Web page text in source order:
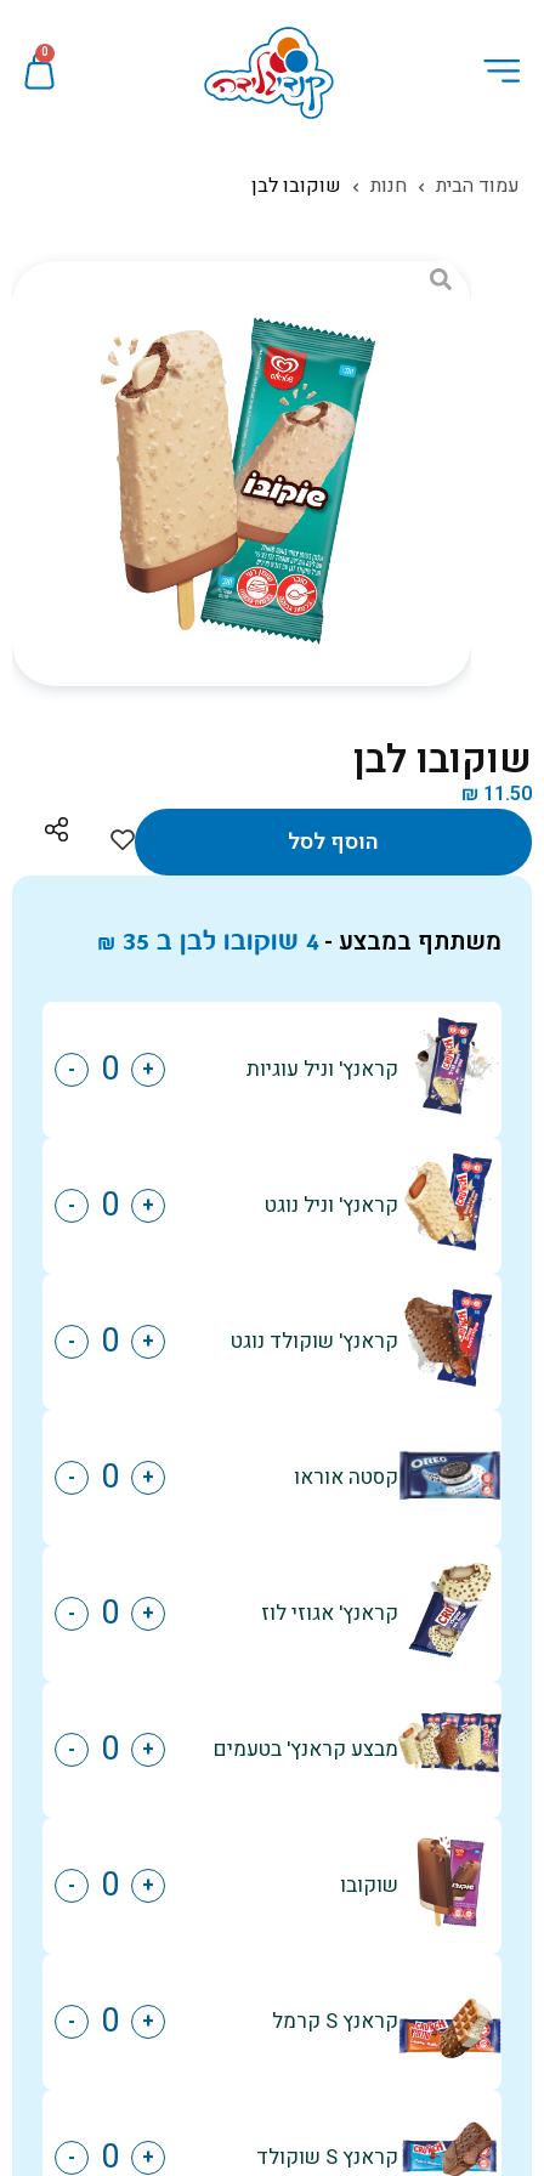
0
עמוד הבית חנות שוקובו לבן
שוקובו לבן
₪ 11.50
הוסף לסל
משתתף במבצע -4 שוקובו לבן ב ₪ 35
קראנץ' וניל עוגיות +
-
קראנץ' וניל נוגט +
-
קראנץ' שוקולד נוגט +
-
קסטה אוראו +
-
קראנץ' אגוזי לוז +
-
מבצע קראנץ' בטעמים +
-
שוקובו +
-
קראנץ S קרמל +
-
קראנץ S שוקולד +
-